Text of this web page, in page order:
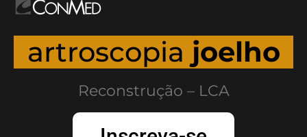
artroscopia joelho
Reconstrução – LCA